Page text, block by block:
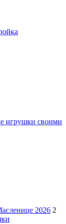
игрушки своими
2026 2